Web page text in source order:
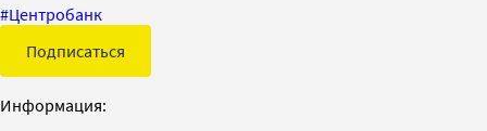
#Центробанк
Подписаться
Информация: